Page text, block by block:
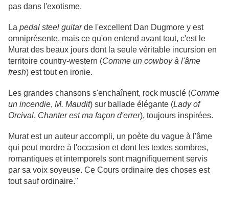
pas dans l'exotisme.
La pedal steel guitarde l'excellent Dan Dugmore y est
omniprésente, mais ce qu'on entend avant tout, c'est le
Murat des beaux jours dont la seule véritable incursion en
territoire country-western (Comme un cowboy à l'âme
fresh) est tout en ironie.
Les grandes chansons s'enchaînent, rock musclé (Comme
un incendie, M. Maudit) sur ballade élégante (Lady of
Orcival, Chanter est ma façon d'errer), toujours inspirées.
Murat est un auteur accompli, un poète du vague à l'âme
qui peut mordre à l'occasion et dont les textes sombres,
romantiques et intemporels sont magnifiquement servis
par sa voix soyeuse. Ce Cours ordinaire des choses est
tout sauf ordinaire."